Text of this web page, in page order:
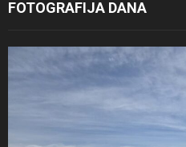
FOTOGRAFIJA DANA